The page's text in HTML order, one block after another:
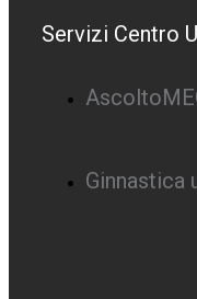
Servizi Centro
Ginnastica